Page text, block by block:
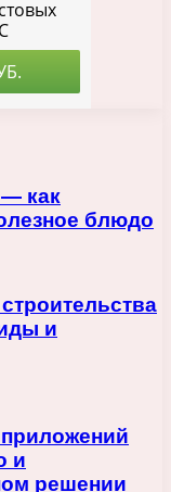
как
блюдо
и
и
решении